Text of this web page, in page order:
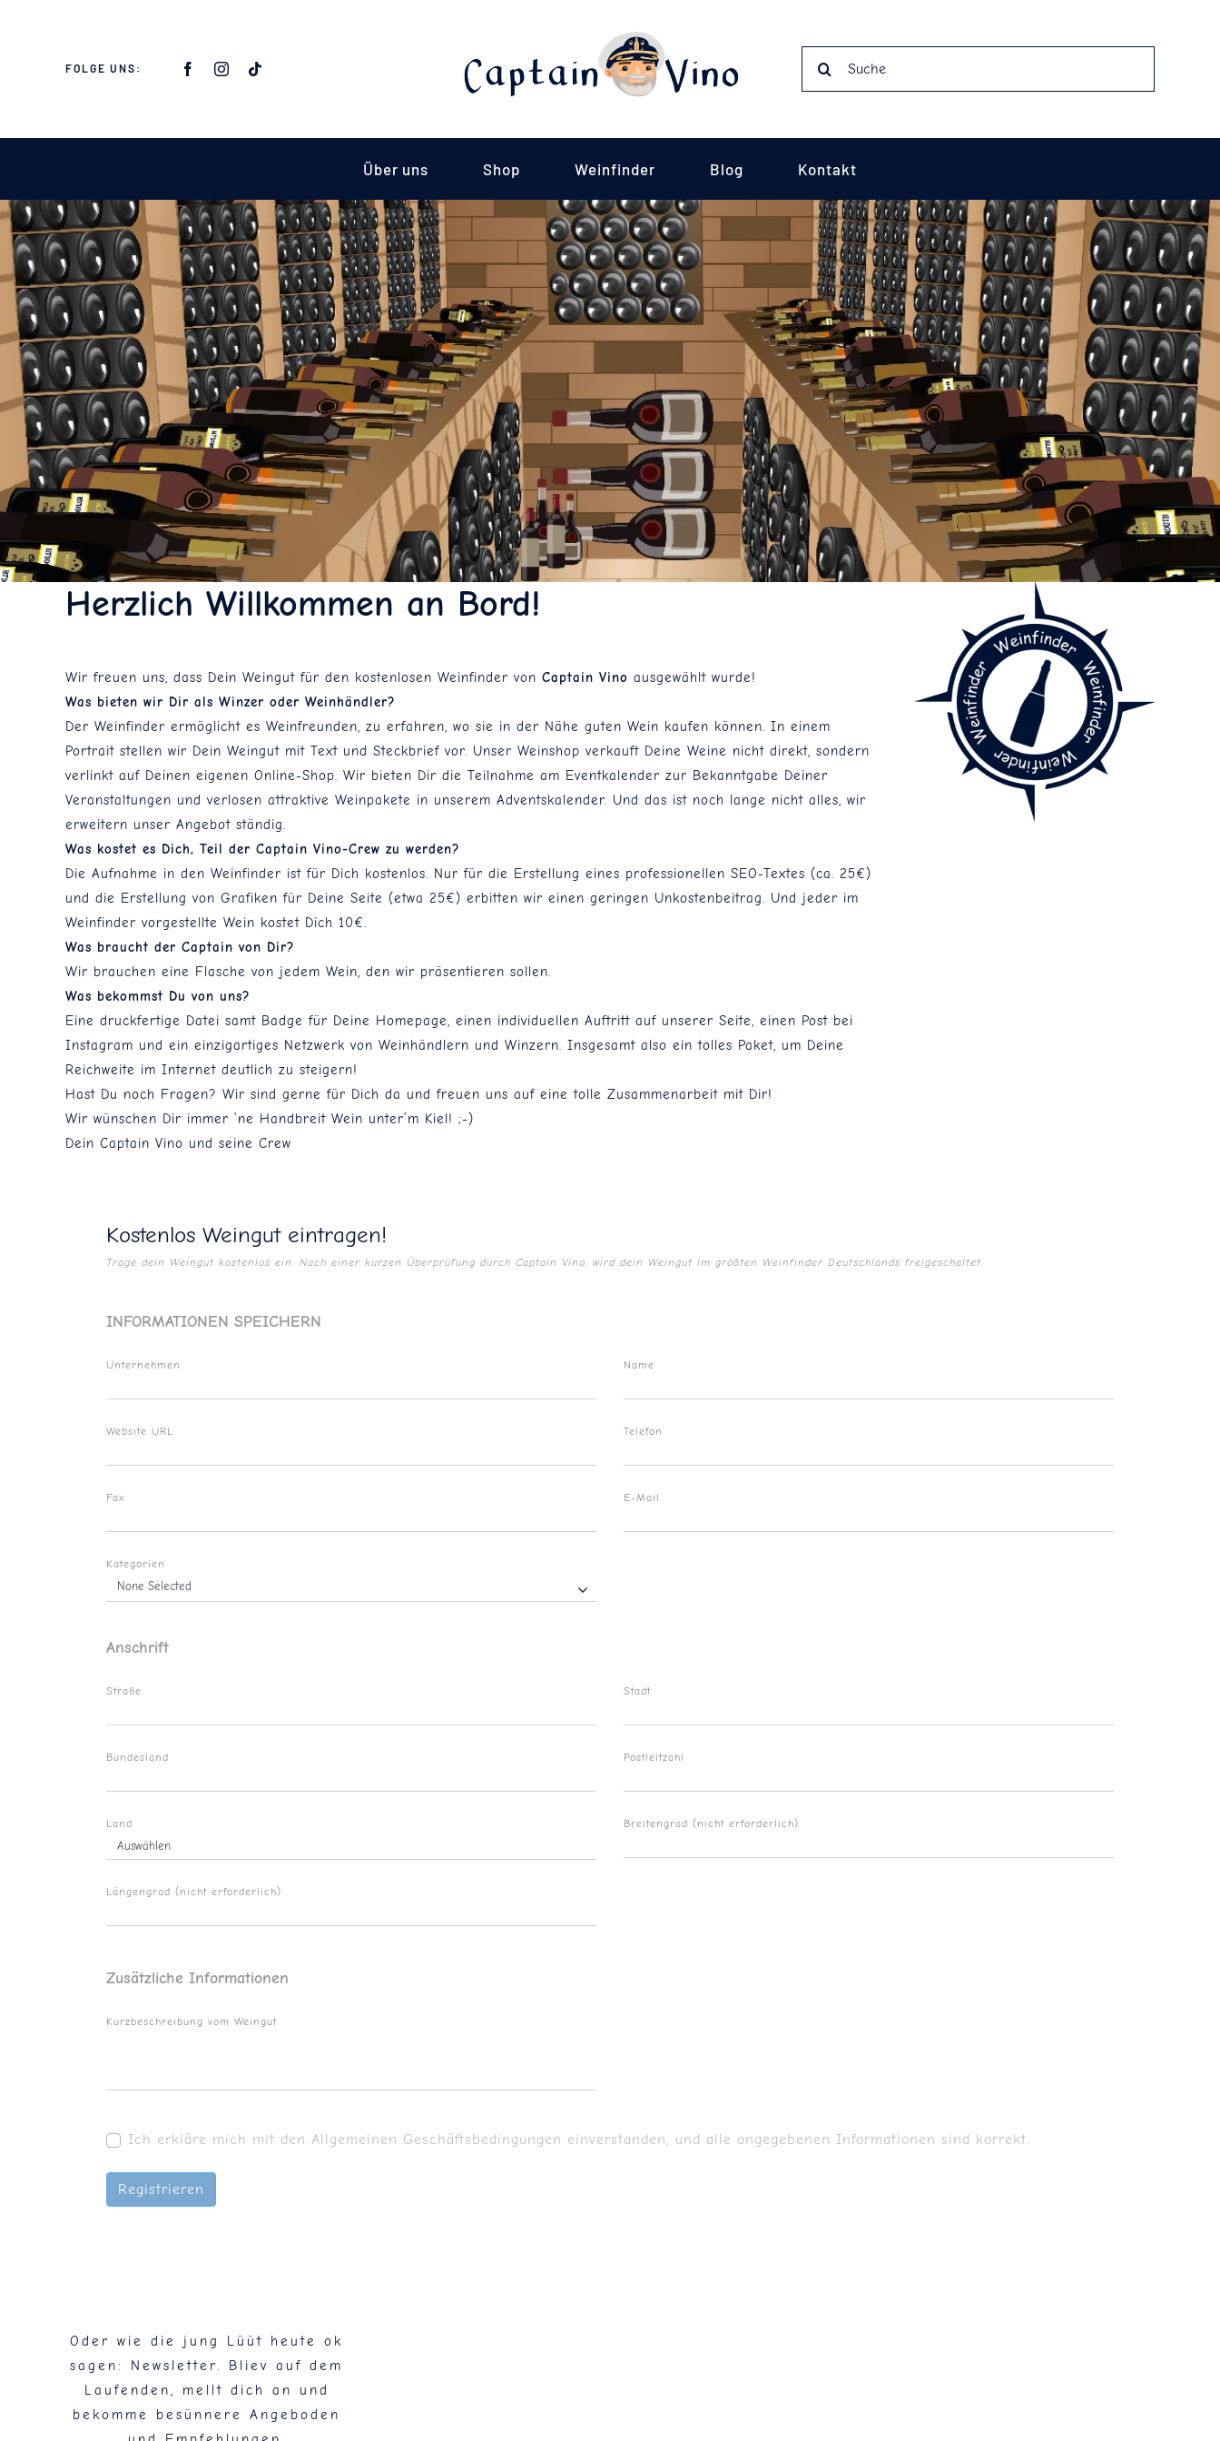
FOLGE UNS:
Über uns Shop Weinfinder Blog Kontakt
Herzlich Willkommen an Bord!
Wir freuen uns, dass Dein Weingut für den kostenlosen Weinfinder von Captain Vino ausgewählt wurde!
Was bieten wir Dir als Winzer oder Weinhändler?
Der Weinfinder ermöglicht es Weinfreunden, zu erfahren, wo sie in der Nähe guten Wein kaufen können. In einem
Portrait stellen wir Dein Weingut mit Text und Steckbrief vor. Unser Weinshop verkauft Deine Weine nicht direkt, sondern
verlinkt auf Deinen eigenen Online-Shop. Wir bieten Dir die Teilnahme am Eventkalender zur Bekanntgabe Deiner
Veranstaltungen und verlosen attraktive Weinpakete in unserem Adventskalender. Und das ist noch lange nicht alles, wir
erweitern unser Angebot ständig.
Was kostet es Dich, Teil der Captain Vino-Crew zu werden?
Die Aufnahme in den Weinfinder ist für Dich kostenlos. Nur für die Erstellung eines professionellen SEO-Textes (ca. 25€)
und die Erstellung von Grafiken für Deine Seite (etwa 25€) erbitten wir einen geringen Unkostenbeitrag. Und jeder im
Weinfinder vorgestellte Wein kostet Dich 10€.
Was braucht der Captain von Dir?
Wir brauchen eine Flasche von jedem Wein, den wir präsentieren sollen.
Was bekommst Du von uns?
Eine druckfertige Datei samt Badge für Deine Homepage, einen individuellen Auftritt auf unserer Seite, einen Post bei
Instagram und ein einzigartiges Netzwerk von Weinhändlern und Winzern. Insgesamt also ein tolles Paket, um Deine
Reichweite im Internet deutlich zu steigern!
Hast Du noch Fragen? Wir sind gerne für Dich da und freuen uns auf eine tolle Zusammenarbeit mit Dir!
Wir wünschen Dir immer ’ne Handbreit Wein unter’m Kiel! ;-)
Dein Captain Vino und seine Crew
Kostenlos Weingut eintragen!
Trage dein Weingut kostenlos ein. Nach einer kurzen Überprüfung durch Captain Vino, wird dein Weingut im größten Weinfinder Deutschlands freigeschaltet.
INFORMATIONEN SPEICHERN
Unternehmen Name
Website URL Telefon
Fax E-Mail
Kategorien
None Selected
Anschrift
Straße Stadt
Bundesland Postleitzahl
Land Breitengrad (nicht erforderlich)
Längengrad (nicht erforderlich)
Zusätzliche Informationen
Kurzbeschreibung vom Weingut
Ich erkläre mich mit den Allgemeinen Geschäftsbedingungen einverstanden, und alle angegebenen Informationen sind korrekt.
Registrieren
Oder wie die jung Lüüt heute ok
sagen: Newsletter. Bliev auf dem
Laufenden, mellt dich an und
bekomme besünnere Angeboden